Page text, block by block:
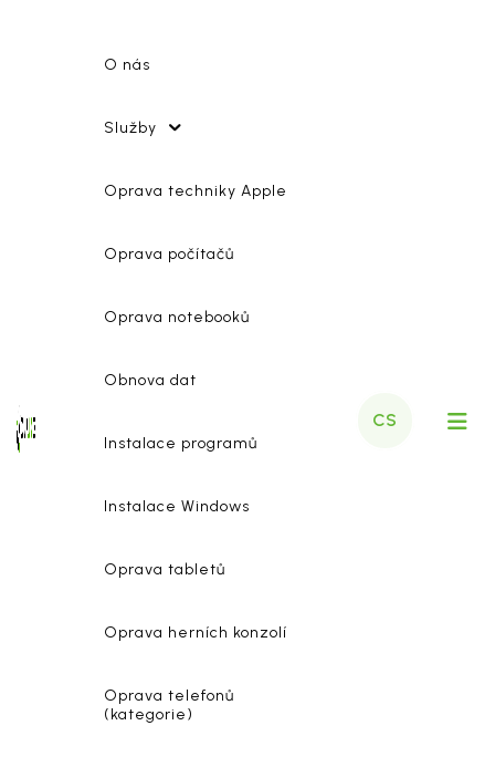
O nás
Služby
Oprava techniky Apple
Oprava počítačů
Oprava notebooků
Obnova dat
Instalace programů
Instalace Windows
Oprava tabletů
Oprava herních konzolí
Oprava telefonů
(kategorie)
CS